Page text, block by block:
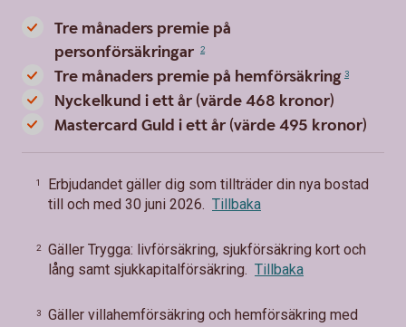
Tre månaders premie på
personförsäkringar
2
Tre månaders premie på hemförsäkring 3
Nyckelkund i ett år (värde 468 kronor)
Mastercard Guld i ett år (värde 495 kronor)
1
Erbjudandet gäller dig som tillträder din nya bostad
till och med 30 juni 2026. Tillbaka
2
Gäller Trygga: livförsäkring, sjukförsäkring kort och
lång samt sjukkapitalförsäkring. Tillbaka
3
Gäller villahemförsäkring och hemförsäkring med